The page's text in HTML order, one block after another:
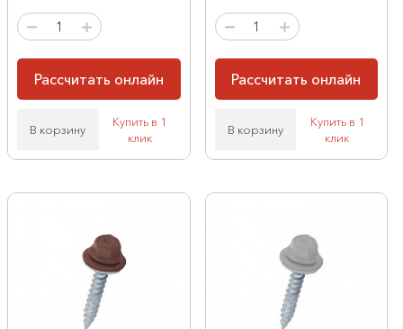
Рассчитать онлайн
В корзину
Купить в 1
клик
Рассчитать онлайн
В корзину
Купить в 1
клик